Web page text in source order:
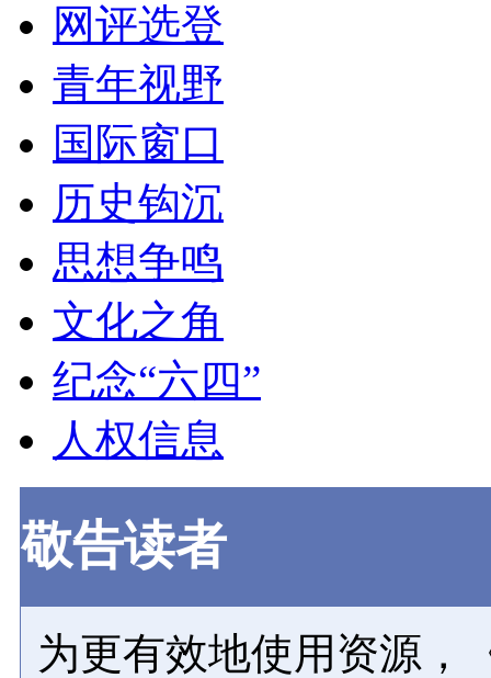
网评选登
青年视野
国际窗口
历史钩沉
思想争鸣
文化之角
纪念“六四”
人权信息
敬告读者
为更有效地使用资源，